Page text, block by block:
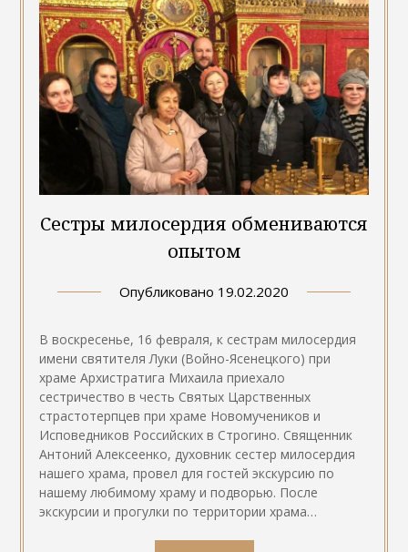
Сестры милосердия обмениваются
опытом
Опубликовано 19.02.2020
В воскресенье, 16 февраля, к сестрам милосердия
имени святителя Луки (Войно-Ясенецкого) при
храме Архистратига Михаила приехало
сестричество в честь Святых Царственных
страстотерпцев при храме Новомучеников и
Исповедников Российских в Строгино. Священник
Антоний Алексеенко, духовник сестер милосердия
нашего храма, провел для гостей экскурсию по
нашему любимому храму и подворью. После
экскурсии и прогулки по территории храма…